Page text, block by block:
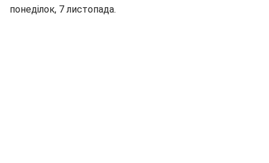
понеділок, 7 листопада.